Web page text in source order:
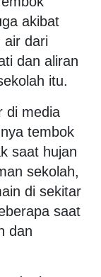
akibat
air dari
dan aliran
itu.
di media
tembok
saat hujan
sekolah,
di sekitar
saat
dan